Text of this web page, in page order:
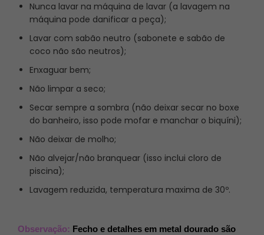
Nunca lavar na máquina de lavar (a lavagem na
máquina pode danificar a peça);
Lavar com sabão neutro (sabonete e sabão de
coco não são neutros);
Enxaguar bem;
Não limpar a seco;
Secar sempre a sombra (não deixar secar no boxe
do banheiro, isso pode mofar e manchar o biquíni);
Não deixar de molho;
Não alvejar/não branquear (isso inclui cloro de
piscina);
Lavagem reduzida, temperatura maxima de 30º.
Observação: Fecho e detalhes em metal dourado são